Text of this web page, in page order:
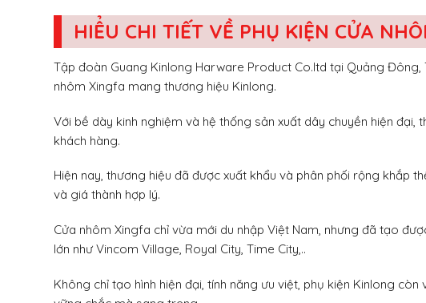
HIỂU CHI TIẾT VỀ PHỤ KIỆN CỬA
Tập đoàn Guang Kinlong Harware Product Co.ltd tại Quảng
nhôm Xingfa mang thương hiệu Kinlong.
Với bề dày kinh nghiệm và hệ thống sản xuất dây chuyền hiện
khách hàng.
Hiện nay, thương hiệu đã được xuất khẩu và phân phối rộng khắp
và giá thành hợp lý.
Cửa nhôm Xingfa chỉ vừa mới du nhập Việt Nam, nhưng đã tạo
lớn như Vincom Village, Royal City, Time City,..
Không chỉ tạo hình hiện đại, tính năng ưu việt, phụ kiện Kinlong